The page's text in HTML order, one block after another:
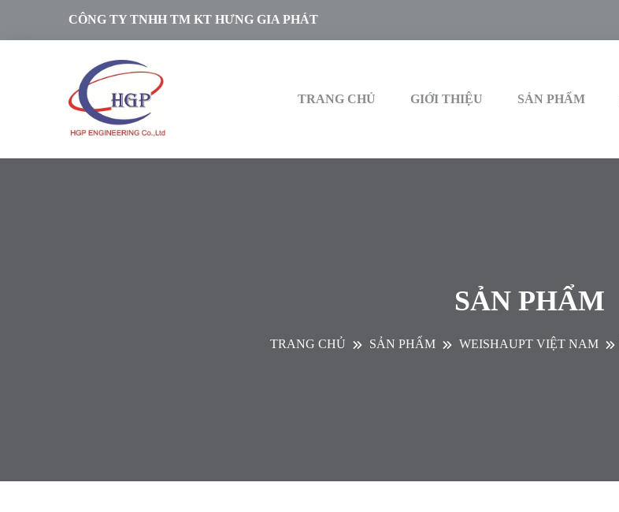
CÔNG TY TNHH TM KT HƯNG GIA PHÁT
TRANG CHỦ GIỚI THIỆU SẢN PHẨM
SẢN PHẨM
TRANG CHỦ SẢN PHẨM WEISHAUPT VIỆT NAM